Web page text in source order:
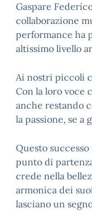
Gaspare
collaborazione
performance ha
altissimo livello
Ai nostri piccoli
Con la loro voce
anche restando
la passione, se a
Questo
punto di
crede nella
armonica dei
lasciano un